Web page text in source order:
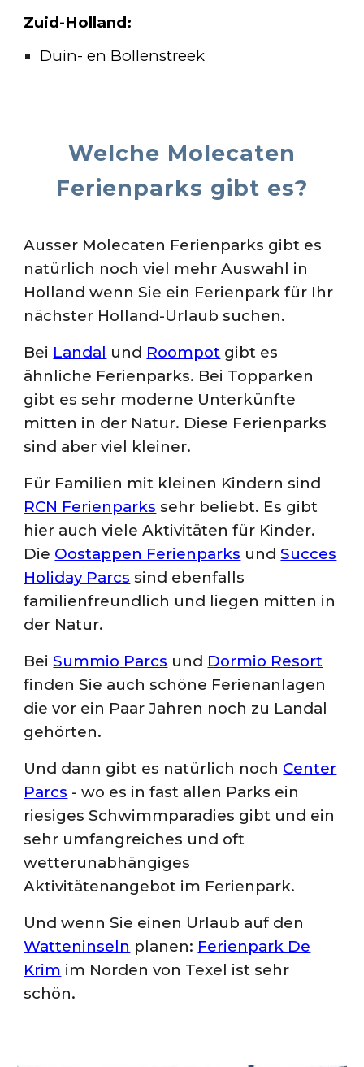
Zuid-Holland:
Duin- en Bollenstreek
Welche Molecaten
Ferienparks gibt es?
Ausser Molecaten Ferienparks gibt es
natürlich noch viel mehr Auswahl in
Holland wenn Sie ein Ferienpark für Ihr
nächster Holland-Urlaub suchen.
Bei Landal und Roompot gibt es
ähnliche Ferienparks. Bei Topparken
gibt es sehr moderne Unterkünfte
mitten in der Natur. Diese Ferienparks
sind aber viel kleiner.
Für Familien mit kleinen Kindern sind
RCN Ferienparks sehr beliebt. Es gibt
hier auch viele Aktivitäten für Kinder.
Die Oostappen Ferienparks undSucces
Holiday Parcs sind ebenfalls
familienfreundlich und liegen mitten in
der Natur.
BeiSummio Parcs und Dormio Resort
finden Sie auch schöne Ferienanlagen
die vor ein Paar Jahren noch zu Landal
gehörten.
Und dann gibt es natürlich noch Center
Parcs - wo es in fast allen Parks ein
riesiges Schwimmparadies gibt und ein
sehr umfangreiches und oft
wetterunabhängiges
Aktivitätenangebot im Ferienpark.
Und wenn Sie einen Urlaub auf den
Watteninseln planen: Ferienpark De
Krim im Norden von Texel ist sehr
schön.